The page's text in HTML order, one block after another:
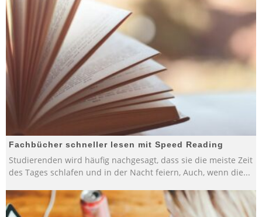
Fachbücher schneller lesen mit Speed Reading
Studierenden wird häufig nachgesagt, dass sie die meiste Zeit
des Tages schlafen und in der Nacht feiern, Auch, wenn die...